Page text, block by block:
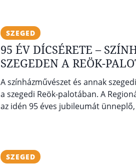
SZEGED
95 ÉV DÍCSÉRETE –
SZEGEDEN A REÖK-
A színházművészet és annak
a szegedi Reök-palotában. A
az idén 95 éves jubileumát
SZEGED